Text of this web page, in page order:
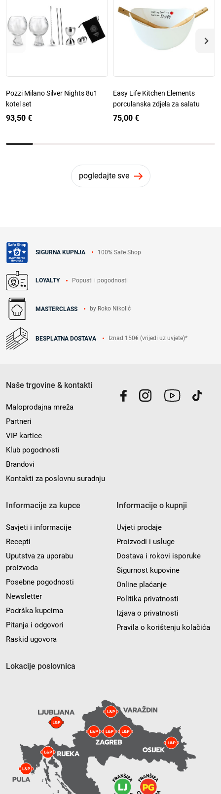
Pozzi Milano Silver Nights 8u1
kotel set
93,50 €
Easy Life Kitchen Elements
porculanska zdjela za salatu
75,00 €
pogledajte sve
SIGURNA KUPNJA 100% Safe Shop
LOYALTY Popusti i pogodnosti
MASTERCLASS by Roko Nikolić
BESPLATNA DOSTAVA Iznad 150€ (vrijedi uz uvjete)*
Naše trgovine & kontakti
Maloprodajna mreža
Partneri
VIP kartice
Klub pogodnosti
Brandovi
Kontakti za poslovnu suradnju
Informacije za kupce
Savjeti i informacije
Recepti
Uputstva za uporabu
proizvoda
Posebne pogodnosti
Newsletter
Podrška kupcima
Pitanja i odgovori
Raskid ugovora
Informacije o kupnji
Uvjeti prodaje
Proizvodi i usluge
Dostava i rokovi isporuke
Sigurnost kupovine
Online plaćanje
Politika privatnosti
Izjava o privatnosti
Pravila o korištenju kolačića
Lokacije poslovnica